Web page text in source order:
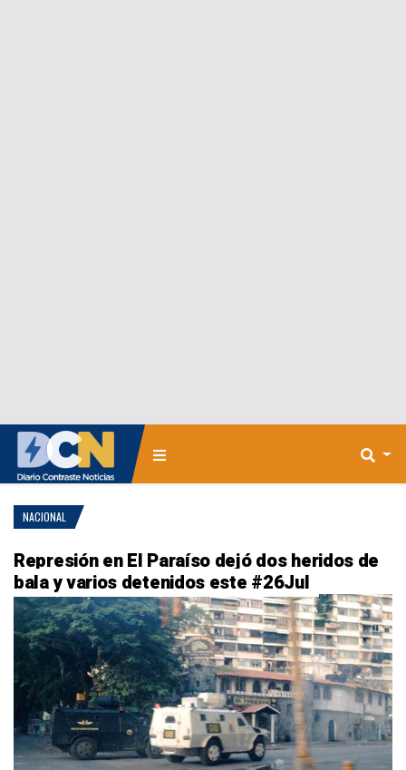
NACIONAL
Represión en El Paraíso dejó dos heridos de
bala y varios detenidos este #26Jul